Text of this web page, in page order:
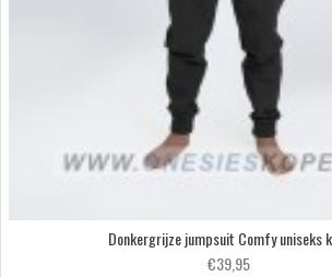
Donkergrijze jumpsuit Comfy uniseks
€39,95